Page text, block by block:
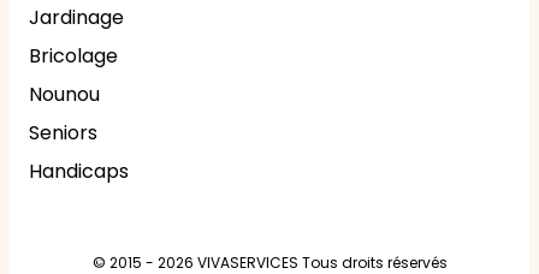
Jardinage
Bricolage
Nounou
Seniors
Handicaps
© 2015 - 2026 VIVASERVICES Tous droits réservés